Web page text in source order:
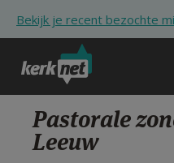
Bekijk je recent bezochte
KERK
Pastorale
Leeuw